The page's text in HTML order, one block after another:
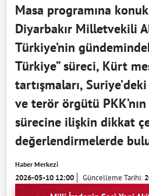
Masa programına
Diyarbakır Milletvekili
Türkiye’nin
Türkiye” süreci, Kürt
tartışmaları,
ve terör örgütü
sürecine ilişkin dikkat
değerlendirmelerde
Haber Merkezi
2026-05-10 12:00 Güncelleme Tarihi: